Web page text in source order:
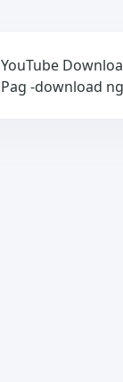
YouTube
Pag -download